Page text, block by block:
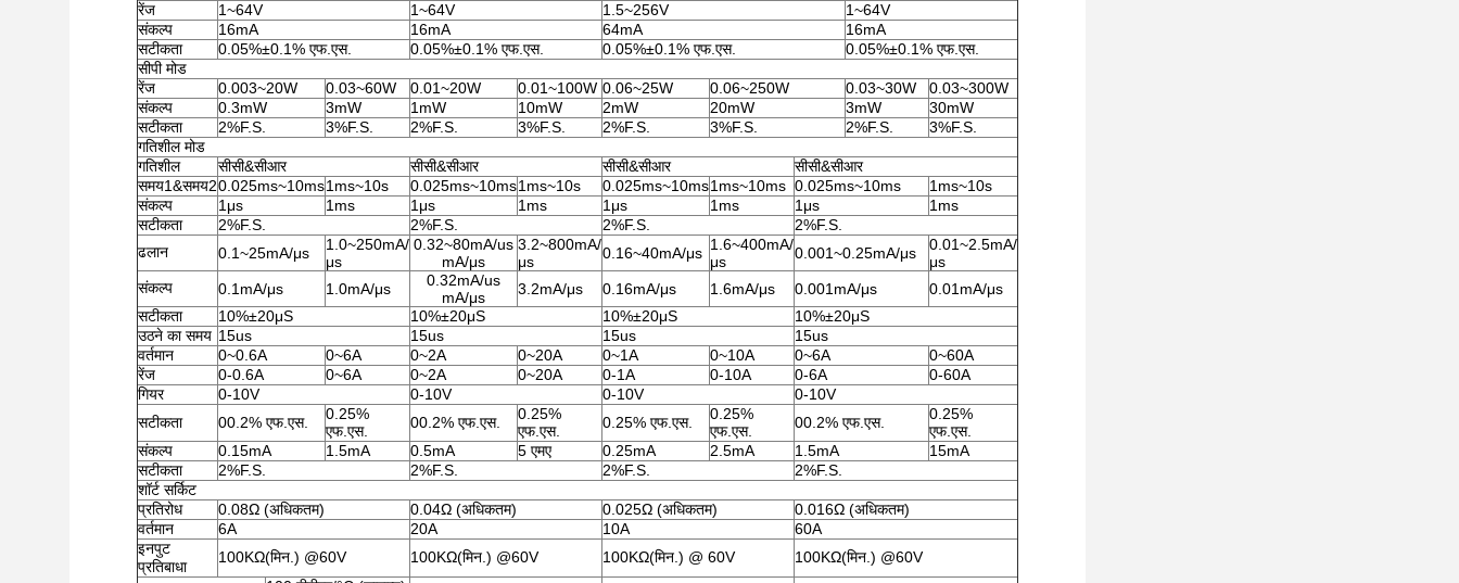
रेंज
1~64V 1~64V 1.5~256V
1~64V
संकल्प
16mA 16mA 64mA
16mA
सटीकता
0.05%±0.1% एफ.एस. 0.05%±0.1% एफ.एस. 0.05%±0.1% एफ.एस.
0.05%±0.1% एफ.एस.
सीपी मोड
रेंज
0.003~20W 0.03~60W 0.01~20W 0.01~100W 0.06~25W 0.06~250W 0.03~30W
0.03~300W
संकल्प
0.3mW 3mW 1mW 10mW 2mW 20mW 3mW
30mW
सटीकता
2%F.S. 3%F.S. 2%F.S. 3%F.S. 2%F.S. 3%F.S. 2%F.S.
3%F.S.
गतिशील मोड
गतिशील
सीसी&सीआर सीसी&सीआर सीसी&सीआर
सीसी&सीआर
समय1&समय20.025ms~10ms1ms~10s 0.025ms~10ms1ms~10s 0.025ms~10ms1ms~10ms 0.025ms~10ms
1ms~10s
संकल्प
1μs 1ms 1μs 1ms 1μs 1ms 1μs
1ms
सटीकता
2%F.S. 2%F.S. 2%F.S.
2%F.S.
ढलान
0.1~25mA/μs
1.0~250mA/
μs
0.32~80mA/us
mA/μs
3.2~800mA/
μs
0.16~40mA/μs 1.6~400mA/
μs
0.001~0.25mA/μs
0.01~2.5mA/
μs
संकल्प
0.1mA/μs 1.0mA/μs
0.32mA/us
mA/μs
3.2mA/μs 0.16mA/μs 1.6mA/μs 0.001mA/μs
0.01mA/μs
सटीकता
10%±20μS 10%±20μS 10%±20μS
10%±20μS
उठने का समय 15us 15us 15us
15us
वर्तमान
0~0.6A 0~6A 0~2A 0~20A 0~1A 0~10A 0~6A
0~60A
रेंज
0-0.6A 0~6A 0~2A 0~20A 0-1A 0-10A 0-6A
0-60A
गियर
0-10V 0-10V 0-10V
0-10V
सटीकता
00.2% एफ.एस.
0.25%
एफ.एस.
00.2% एफ.एस.
0.25%
एफ.एस.
0.25% एफ.एस.
0.25%
एफ.एस.
00.2% एफ.एस.
0.25%
एफ.एस.
संकल्प
0.15mA 1.5mA 0.5mA 5 एमए 0.25mA 2.5mA 1.5mA
15mA
सटीकता
2%F.S. 2%F.S. 2%F.S.
2%F.S.
शॉर्ट सर्किट
प्रतिरोध
0.08Ω (अधिकतम) 0.04Ω (अधिकतम) 0.025Ω (अधिकतम)
0.016Ω (अधिकतम)
वर्तमान
6A 20A 10A
60A
इनपुट
प्रतिबाधा
100KΩ(मिन.) @60V 100KΩ(मिन.) @60V 100KΩ(मिन.) @ 60V
100KΩ(मिन.) @60V